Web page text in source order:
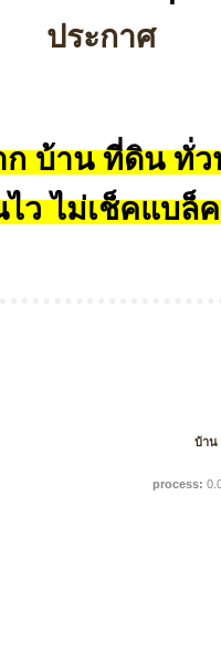
ประกาศ
บ้าน ที่ดิน ทั่ว
ไว ไม่เช็คแบล็
บ้าน
process: